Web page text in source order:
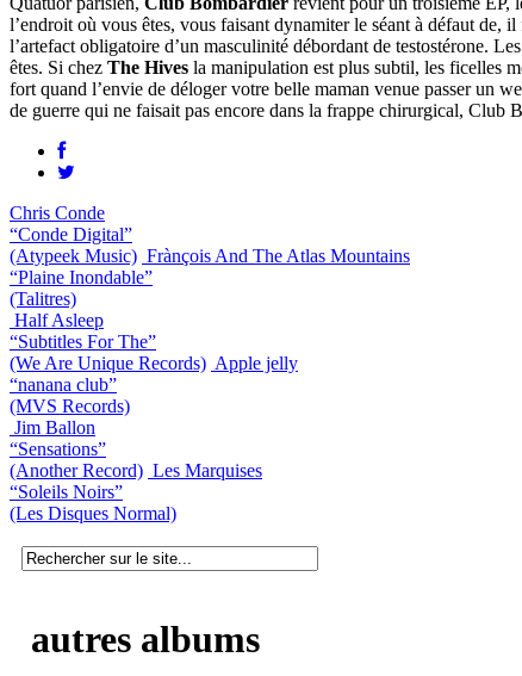
l’endroit où vous êtes, vous faisant dynamiter le séant à défaut
l’artefact obligatoire d’un masculinité débordant de testostérone.
êtes. Si chez The Hives la manipulation est plus subtil, les ficelles
fort quand l’envie de déloger votre belle maman venue passer un
de guerre qui ne faisait pas encore dans la frappe chirurgical, Club
Chris Conde
“Conde Digital”
(Atypeek Music) Frànçois And The Atlas Mountains
“Plaine Inondable”
(Talitres)
Half Asleep
“Subtitles For The”
(We Are Unique Records) Apple jelly
“nanana club”
(MVS Records)
Jim Ballon
“Sensations”
(Another Record) Les Marquises
“Soleils Noirs”
(Les Disques Normal)
autres albums